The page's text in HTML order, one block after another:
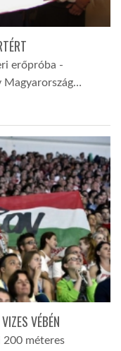
erőpróba -
Magyarország…
VÉBÉN
200 méteres